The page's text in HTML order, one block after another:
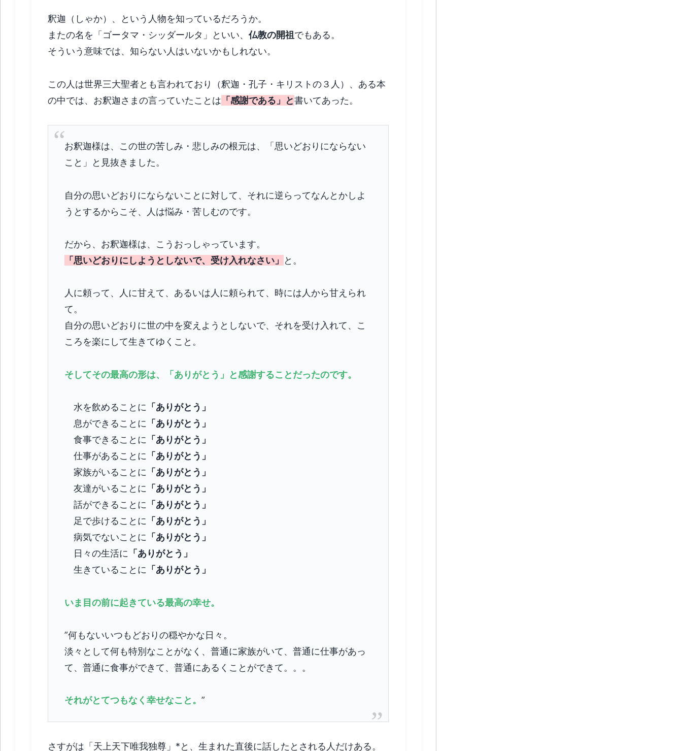
釈迦（しゃか）、という人物を知っているだろうか。
またの名を「ゴータマ・シッダールタ」といい、 仏教の開祖でもある。
そういう意味では、知らない人はいないかもしれない。
この人は世界三大聖者とも言われており（釈迦・孔子・キリストの３人）、ある本
の中では、お釈迦さまの言っていたことは 「感謝である」と書いてあった。
お釈迦様は、この世の苦しみ・悲しみの根元は、「思いどおりにならない
こと」と見抜きました。
自分の思いどおりにならないことに対して、それに逆らってなんとかしよ
うとするからこそ、人は悩み・苦しむのです。
だから、お釈迦様は、こうおっしゃっています。
「思いどおりにしようとしないで、受け入れなさい」
と。
人に頼って、人に甘えて、あるいは人に頼られて、時には人から甘えられ
て。
自分の思いどおりに世の中を変えようとしないで、それを受け入れて、こ
ころを楽にして生きてゆくこと。
そしてその最高の形は、「ありがとう」と感謝することだったのです。
水を飲めることに 「ありがとう」
息ができることに 「ありがとう」
食事できることに 「ありがとう」
仕事があることに 「ありがとう」
家族がいることに 「ありがとう」
友達がいることに 「ありがとう」
話ができることに 「ありがとう」
足で歩けることに 「ありがとう」
病気でないことに 「ありがとう」
日々の生活に 「ありがとう」
生きていることに 「ありがとう」
いま目の前に起きている最高の幸せ。
”何もないいつもどおりの穏やかな日々。
淡々として何も特別なことがなく、普通に家族がいて、普通に仕事があっ
て、普通に食事ができて、普通にあるくことができて。。。
それがとてつもなく幸せなこと。”
さすがは「天上天下唯我独尊」*と、生まれた直後に話したとされる人だけある。